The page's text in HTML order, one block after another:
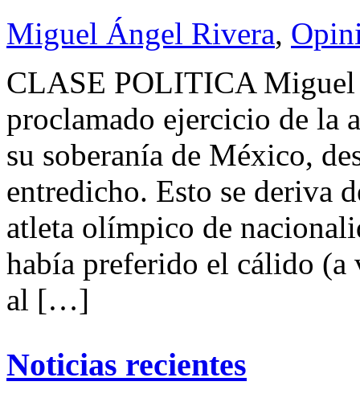
Miguel Ángel Rivera,
CLASE POLITICA
proclamado ejercicio de la
su soberanía de México,
entredicho. Esto se deriva
atleta olímpico de
había preferido el cálido
al […]
Noticias recientes